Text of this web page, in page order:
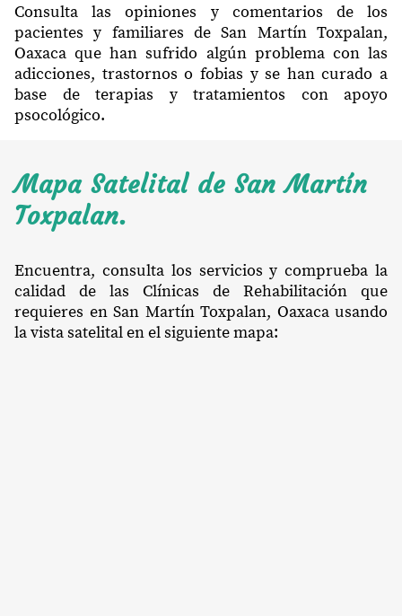
Consulta las opiniones y comentarios de los
pacientes y familiares de San Martín Toxpalan,
Oaxaca que han sufrido algún problema con las
adicciones, trastornos o fobias y se han curado a
base de terapias y tratamientos con apoyo
psocológico.
Mapa Satelital de San Martín
Toxpalan.
Encuentra, consulta los servicios y comprueba la
calidad de las Clínicas de Rehabilitación que
requieres en San Martín Toxpalan, Oaxaca usando
la vista satelital en el siguiente mapa: